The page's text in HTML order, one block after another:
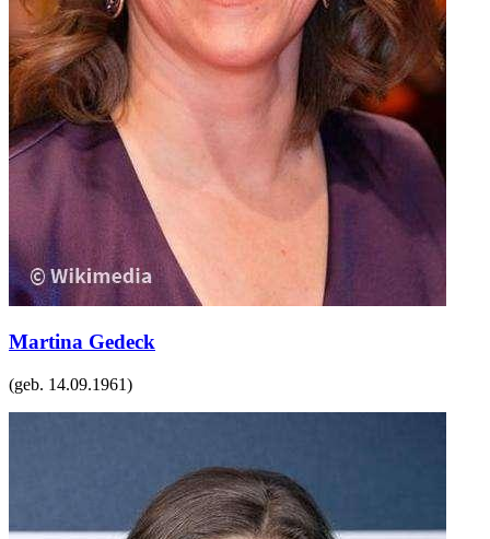
Martina Gedeck
(geb. 14.09.1961)